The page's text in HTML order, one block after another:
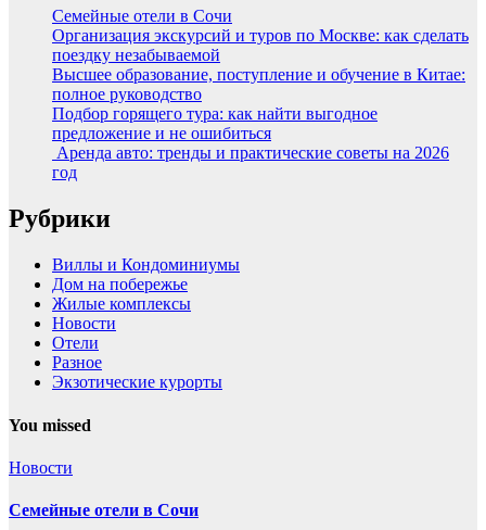
Семейные отели в Сочи
Организация экскурсий и туров по Москве: как сделать
поездку незабываемой
Высшее образование, поступление и обучение в Китае:
полное руководство
Подбор горящего тура: как найти выгодное
предложение и не ошибиться
Аренда авто: тренды и практические советы на 2026
год
Рубрики
Виллы и Кондоминиумы
Дом на побережье
Жилые комплексы
Новости
Отели
Разное
Экзотические курорты
You missed
Новости
Семейные отели в Сочи